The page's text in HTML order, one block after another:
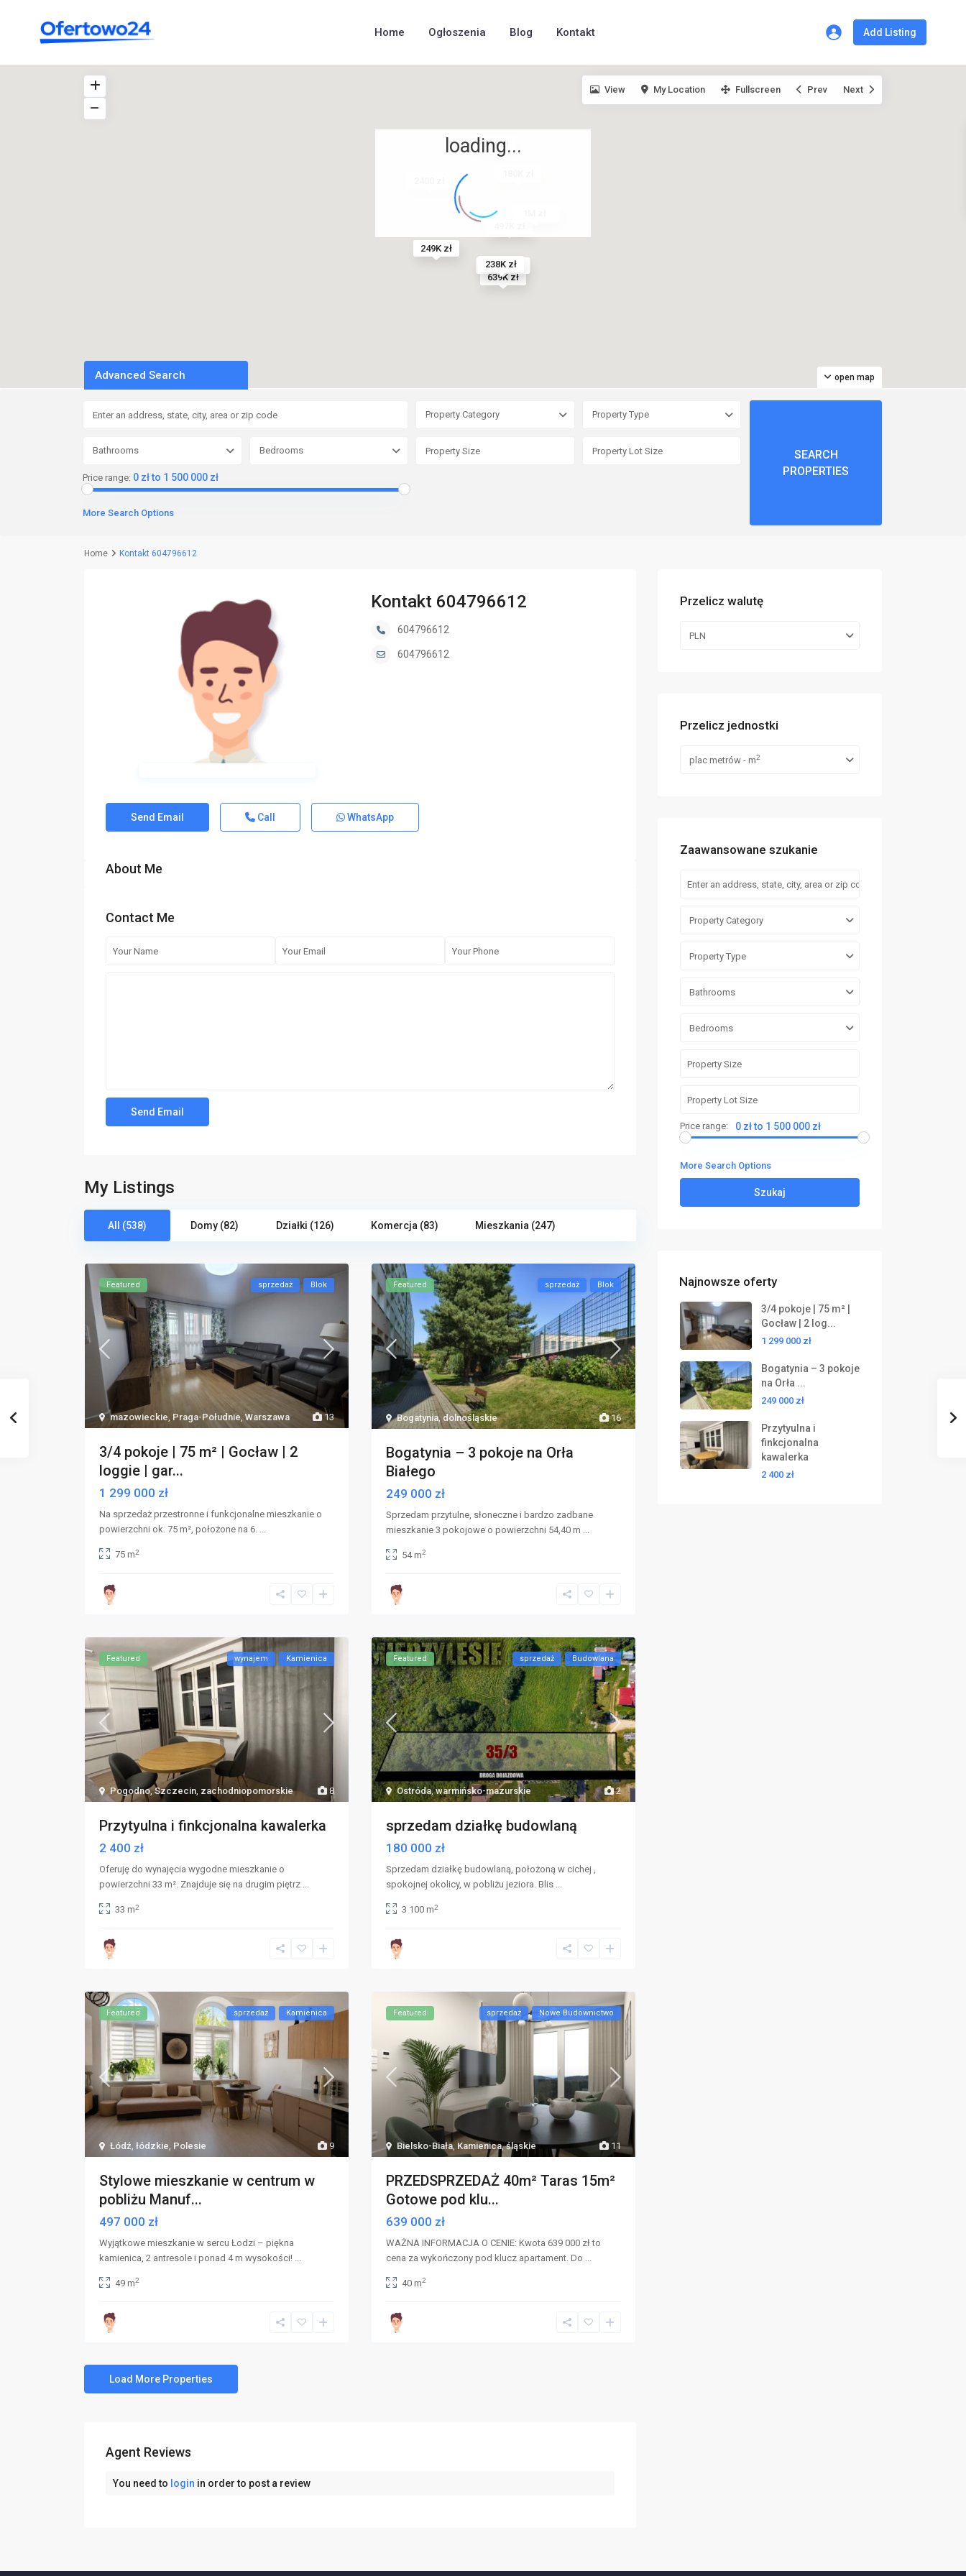
Home Ogłoszenia Blog Kontakt Add Listing
249K zł
639K zł
799K zł
967.7K zł
238K zł
loading...
open map
View My Location Fullscreen Prev Next
Advanced Search
Property Category Property Type
Bathrooms Bedrooms
Price range: 0 zł to 1 500 000 zł
More Search Options
Home Kontakt 604796612
Kontakt 604796612
604796612
604796612
Send Email Call WhatsApp
About Me
Contact Me
My Listings
All (538) Domy (82) Działki (126) Komercja (83) Mieszkania (247)
13
mazowieckie, Praga-Południe, Warszawa
Featured sprzedaż Blok
3/4 pokoje | 75 m² | Gocław | 2
loggie | gar...
1 299 000 zł
Na sprzedaż przestronne i funkcjonalne mieszkanie o
powierzchni ok. 75 m², położone na 6. ...
75 m2
16
Bogatynia, dolnośląskie
Featured sprzedaż Blok
Bogatynia – 3 pokoje na Orła
Białego
249 000 zł
Sprzedam przytulne, słoneczne i bardzo zadbane
mieszkanie 3 pokojowe o powierzchni 54,40 m ...
54 m2
8
Pogodno,Szczecin, zachodniopomorskie
Featured wynajem Kamienica
Przytyulna i finkcjonalna kawalerka
2 400 zł
Oferuję do wynajęcia wygodne mieszkanie o
powierzchni 33 m². Znajduje się na drugim piętrz ...
33 m2
2
Ostróda,warmińsko-mazurskie
Featured sprzedaż Budowlana
sprzedam działkę budowlaną
180 000 zł
Sprzedam działkę budowlaną, położoną w cichej ,
spokojnej okolicy, w pobliżu jeziora. Blis ...
3 100 m2
9
Łódź łódzkie Polesie
Featured sprzedaż Kamienica
Stylowe mieszkanie w centrum w
pobliżu Manuf...
497 000 zł
Wyjątkowe mieszkanie w sercu Łodzi – piękna
kamienica, 2 antresole i ponad 4 m wysokości!
49 m2
11
Bielsko-Biała, Kamienica,śląskie
Featured sprzedaż Nowe Budownictwo
PRZEDSPRZEDAŻ 40m² Taras 15m²
Gotowe pod klu...
639 000 zł
WAŻNA INFORMACJA O CENIE: Kwota 639 000 zł to
cena za wykończony pod klucz apartament. Do
40 m2
Agent Reviews
You need to login in order to post a review
Przelicz walutę
PLN
Przelicz jednostki
plac metrów - m2
Zaawansowane szukanie
Property Category
Property Type
Bathrooms
Bedrooms
Price range: 0 zł to 1 500 000 zł
More Search Options
Szukaj
Najnowsze oferty
3/4 pokoje | 75 m² |
Gocław | 2 log...
1 299 000 zł
Bogatynia – 3 pokoje
na Orła ...
249 000 zł
Przytyulna i
finkcjonalna
kawalerka
2 400 zł